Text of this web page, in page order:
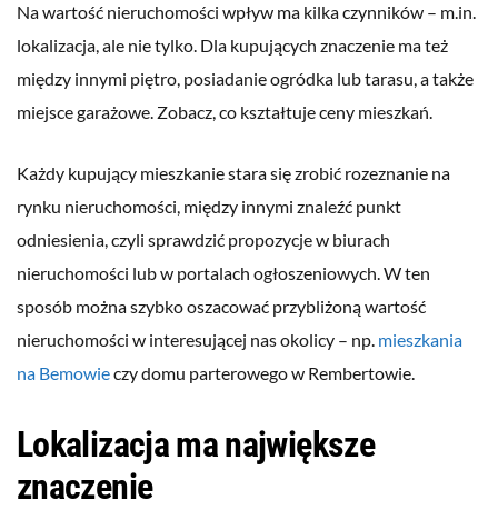
Na wartość nieruchomości wpływ ma kilka czynników – m.in.
lokalizacja, ale nie tylko. Dla kupujących znaczenie ma też
między innymi piętro, posiadanie ogródka lub tarasu, a także
miejsce garażowe. Zobacz, co kształtuje ceny mieszkań.
Każdy kupujący mieszkanie stara się zrobić rozeznanie na
rynku nieruchomości, między innymi znaleźć punkt
odniesienia, czyli sprawdzić propozycje w biurach
nieruchomości lub w portalach ogłoszeniowych. W ten
sposób można szybko oszacować przybliżoną wartość
nieruchomości w interesującej nas okolicy – np. mieszkania
na Bemowieczy domu parterowego w Rembertowie.
Lokalizacja ma największe
znaczenie